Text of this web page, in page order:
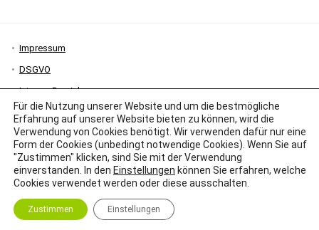
Impressum
DSGVO
Interner Bereich
Für die Nutzung unserer Website und um die bestmögliche
Erfahrung auf unserer Website bieten zu können, wird die
Verwendung von Cookies benötigt. Wir verwenden dafür nur eine
Form der Cookies (unbedingt notwendige Cookies). Wenn Sie auf
"Zustimmen" klicken, sind Sie mit der Verwendung
einverstanden. In den Einstellungen können Sie erfahren, welche
Cookies verwendet werden oder diese ausschalten.
Zustimmen Einstellungen